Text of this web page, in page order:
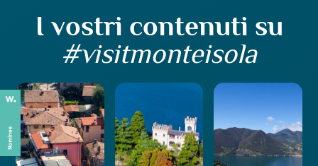
I vostri contenuti su
#visitmonteisola